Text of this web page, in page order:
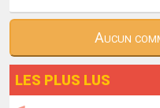
Aucun
LES PLUS LUS